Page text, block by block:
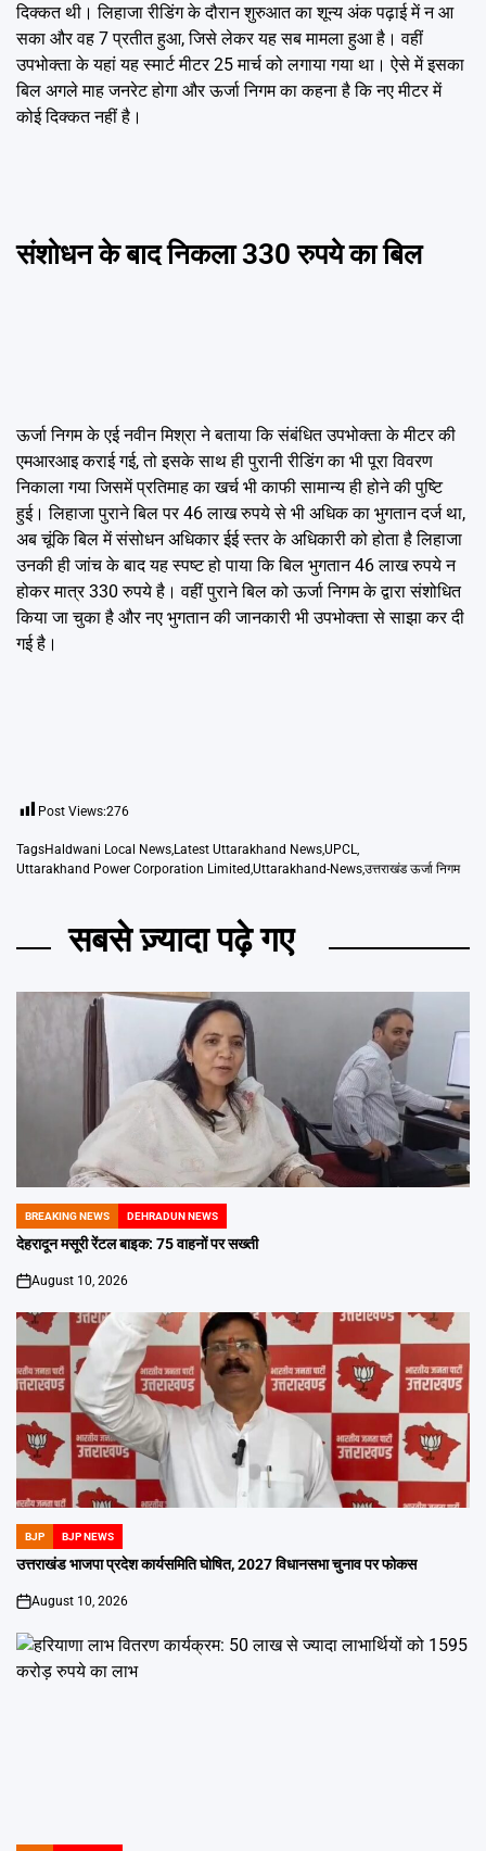
दिक्कत थी। लिहाजा रीडिंग के दौरान शुरुआत का शून्य अंक पढ़ाई में न आ
सका और वह 7 प्रतीत हुआ, जिसे लेकर यह सब मामला हुआ है। वहीं
उपभोक्ता के यहां यह स्मार्ट मीटर 25 मार्च को लगाया गया था। ऐसे में इसका
बिल अगले माह जनरेट होगा और ऊर्जा निगम का कहना है कि नए मीटर में
कोई दिक्कत नहीं है।
संशोधन के बाद निकला 330 रुपये का बिल
ऊर्जा निगम के एई नवीन मिश्रा ने बताया कि संबंधित उपभोक्ता के मीटर की
एमआरआइ कराई गई, तो इसके साथ ही पुरानी रीडिंग का भी पूरा विवरण
निकाला गया जिसमें प्रतिमाह का खर्च भी काफी सामान्य ही होने की पुष्टि
हुई। लिहाजा पुराने बिल पर 46 लाख रुपये से भी अधिक का भुगतान दर्ज था,
अब चूंकि बिल में संसोधन अधिकार ईई स्तर के अधिकारी को होता है लिहाजा
उनकी ही जांच के बाद यह स्पष्ट हो पाया कि बिल भुगतान 46 लाख रुपये न
होकर मात्र 330 रुपये है। वहीं पुराने बिल को ऊर्जा निगम के द्वारा संशोधित
किया जा चुका है और नए भुगतान की जानकारी भी उपभोक्ता से साझा कर दी
गई है।
Post Views:276
TagsHaldwani Local News Latest Uttarakhand NewsUPCL
Uttarakhand Power Corporation Limited Uttarakhand-Newsउत्तराखंड ऊर्जा निगम
सबसे ज़्यादा पढ़े गए
POSTED
IN
BREAKING NEWS DEHRADUN NEWS
देहरादून मसूरी रेंटल बाइक: 75 वाहनों पर सख्ती
on
August 10, 2026
POSTED
IN
BJP BJP NEWS
उत्तराखंड भाजपा प्रदेश कार्यसमिति घोषित, 2027 विधानसभा चुनाव पर फोकस
on
August 10, 2026